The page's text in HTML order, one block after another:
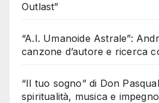
Outlast”
“A.I. Umanoide Astrale”:
canzone d’autore e ricerca
“Il tuo sogno” di Don
spiritualità, musica e